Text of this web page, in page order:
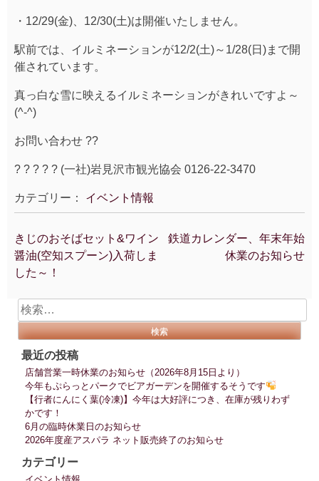
・12/29(金)、12/30(土)は開催いたしません。
駅前では、イルミネーションが12/2(土)～1/28(日)まで開
催されています。
真っ白な雪に映えるイルミネーションがきれいですよ～
(^-^)
お問い合わせ ??
? ? ? ? ? (一社)岩見沢市観光協会 0126-22-3470
カテゴリー： イベント情報
投
稿
ナ
ゲ
ー
ョ
ン
きじのおそばセット&ワイン
醤油(空知スプーン)入荷しま
した～！
鉄道カレンダー、年末年始
休業のお知らせ
検
索:
最近の投稿
店舗営業一時休業のお知らせ（2026年8月15日より）
今年もぷらっとパークでビアガーデンを開催するそうです
【行者にんにく葉(冷凍)】今年は大好評につき、在庫が残りわず
かです！
6月の臨時休業日のお知らせ
2026年度産アスパラ ネット販売終了のお知らせ
カテゴリー